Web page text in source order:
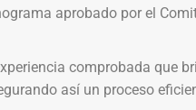
aprobado por el
comprobada que
así un proceso